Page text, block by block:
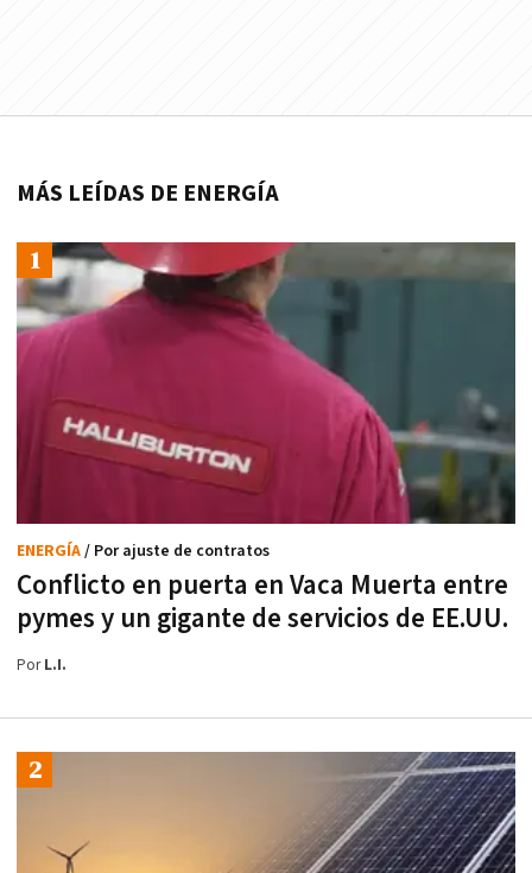
MÁS LEÍDAS DE ENERGÍA
Conflicto en puerta en Vaca Muerta entre
pymes y un gigante de servicios de EE.UU.
ENERGÍA/ Por ajuste de contratos
PorL.I.